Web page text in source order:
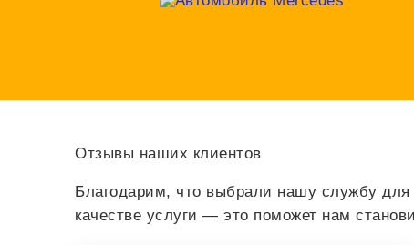
Отзывы наших клиентов
Благодарим, что выбрали нашу службу
качестве услуги — это поможет нам